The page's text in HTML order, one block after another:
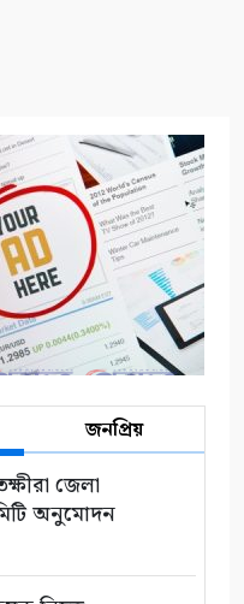
জনপ্রিয়
জেলা
অনুমোদন